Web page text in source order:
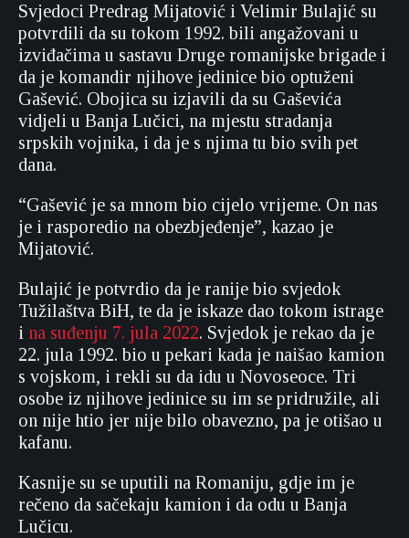
Svjedoci Predrag Mijatović i Velimir Bulajić su
potvrdili da su tokom 1992. bili angažovani u
izviđačima u sastavu Druge romanijske brigade i
da je komandir njihove jedinice bio optuženi
Gašević. Obojica su izjavili da su Gaševića
vidjeli u Banja Lučici, na mjestu stradanja
srpskih vojnika, i da je s njima tu bio svih pet
dana.
“Gašević je sa mnom bio cijelo vrijeme. On nas
je i rasporedio na obezbjeđenje”, kazao je
Mijatović.
Bulajić je potvrdio da je ranije bio svjedok
Tužilaštva BiH, te da je iskaze dao tokom istrage
i na suđenju 7. jula 2022. Svjedok je rekao da je
22. jula 1992. bio u pekari kada je naišao kamion
s vojskom, i rekli su da idu u Novoseoce. Tri
osobe iz njihove jedinice su im se pridružile, ali
on nije htio jer nije bilo obavezno, pa je otišao u
kafanu.
Kasnije su se uputili na Romaniju, gdje im je
rečeno da sačekaju kamion i da odu u Banja
Lučicu.